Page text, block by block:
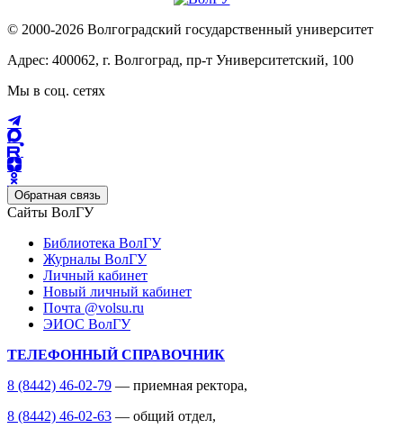
© 2000-2026 Волгоградский государственный университет
Адрес: 400062, г. Волгоград, пр-т Университетский, 100
Мы в соц. сетях
Обратная связь
Сайты ВолГУ
Библиотека ВолГУ
Журналы ВолГУ
Личный кабинет
Новый личный кабинет
Почта @volsu.ru
ЭИОС ВолГУ
ТЕЛЕФОННЫЙ СПРАВОЧНИК
8 (8442) 46-02-79 — приемная ректора,
8 (8442) 46-02-63 — общий отдел,